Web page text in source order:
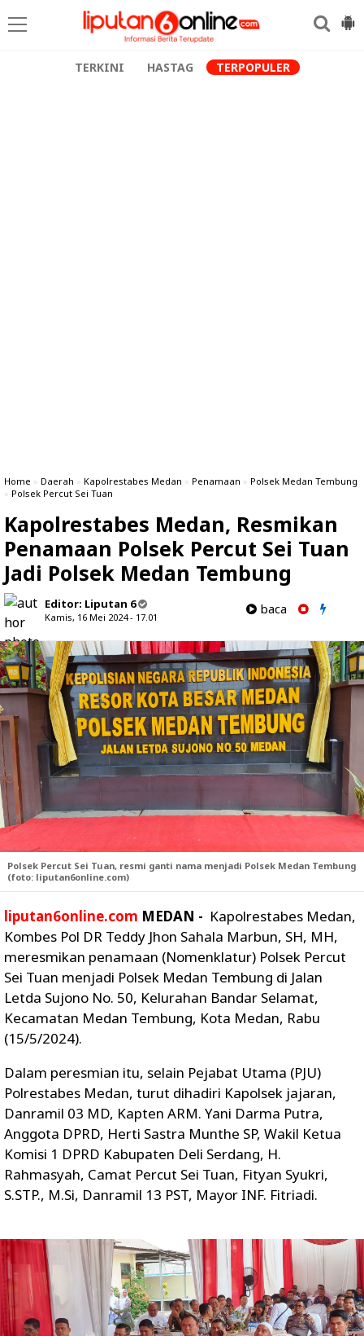
TERKINI HASTAG TERPOPULER
Home » Daerah » Kapolrestabes Medan » Penamaan » Polsek Medan Tembung
» Polsek Percut Sei Tuan
Kapolrestabes Medan, Resmikan
Penamaan Polsek Percut Sei Tuan
Jadi Polsek Medan Tembung
Editor: Liputan 6
Kamis, 16 Mei 2024 - 17.01
baca
Polsek Percut Sei Tuan, resmi ganti nama menjadi Polsek Medan Tembung
(foto: liputan6online.com)
liputan6online.com MEDAN - Kapolrestabes Medan,
Kombes Pol DR Teddy Jhon Sahala Marbun, SH, MH,
meresmikan penamaan (Nomenklatur) Polsek Percut
Sei Tuan menjadi Polsek Medan Tembung di Jalan
Letda Sujono No. 50, Kelurahan Bandar Selamat,
Kecamatan Medan Tembung, Kota Medan, Rabu
(15/5/2024).
Dalam peresmian itu, selain Pejabat Utama (PJU)
Polrestabes Medan, turut dihadiri Kapolsek jajaran,
Danramil 03 MD, Kapten ARM. Yani Darma Putra,
Anggota DPRD, Herti Sastra Munthe SP, Wakil Ketua
Komisi 1 DPRD Kabupaten Deli Serdang, H.
Rahmasyah, Camat Percut Sei Tuan, Fityan Syukri,
S.STP., M.Si, Danramil 13 PST, Mayor INF. Fitriadi.